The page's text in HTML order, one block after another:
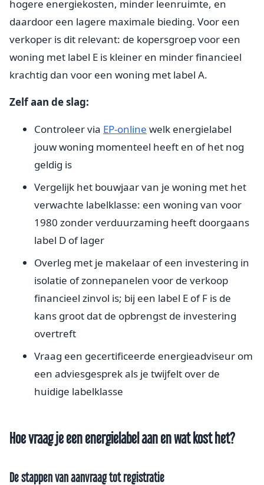
hogere energiekosten, minder leenruimte, en
daardoor een lagere maximale bieding. Voor een
verkoper is dit relevant: de kopersgroep voor een
woning met label E is kleiner en minder financieel
krachtig dan voor een woning met label A.
Zelf aan de slag:
Controleer via EP-online welk energielabel
jouw woning momenteel heeft en of het nog
geldig is
Vergelijk het bouwjaar van je woning met het
verwachte labelklasse: een woning van voor
1980 zonder verduurzaming heeft doorgaans
label D of lager
Overleg met je makelaar of een investering in
isolatie of zonnepanelen voor de verkoop
financieel zinvol is; bij een label E of F is de
kans groot dat de opbrengst de investering
overtreft
Vraag een gecertificeerde energieadviseur om
een adviesgesprek als je twijfelt over de
huidige labelklasse
Hoe vraag je een energielabel aan en wat kost het?
De stappen van aanvraag tot registratie